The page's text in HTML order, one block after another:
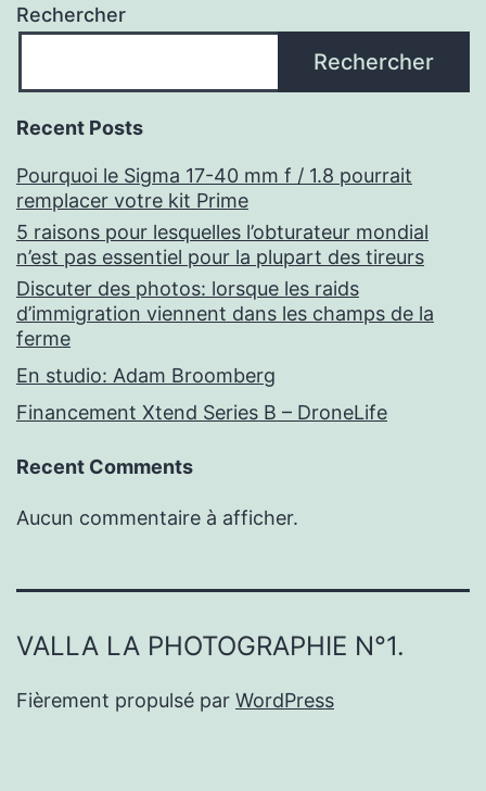
Rechercher
Rechercher
Recent Posts
Pourquoi le Sigma 17-40 mm f / 1.8 pourrait
remplacer votre kit Prime
5 raisons pour lesquelles l’obturateur mondial
n’est pas essentiel pour la plupart des tireurs
Discuter des photos: lorsque les raids
d’immigration viennent dans les champs de la
ferme
En studio: Adam Broomberg
Financement Xtend Series B – DroneLife
Recent Comments
Aucun commentaire à afficher.
VALLA LA PHOTOGRAPHIE N°1.
Fièrement propulsé par WordPress